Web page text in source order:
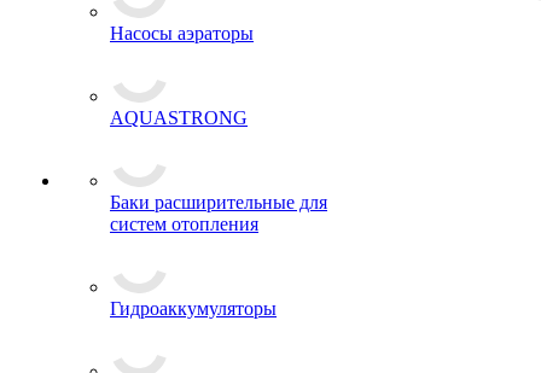
Насосы аэраторы
AQUASTRONG
Баки расширительные для
систем отопления
Гидроаккумуляторы